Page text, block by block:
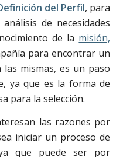
del Perfil, para
de necesidades
de la misión,
para encontrar un
las mismas, es un paso
ya que es la forma de
para la selección.
las razones por
iniciar un proceso de
que puede ser por